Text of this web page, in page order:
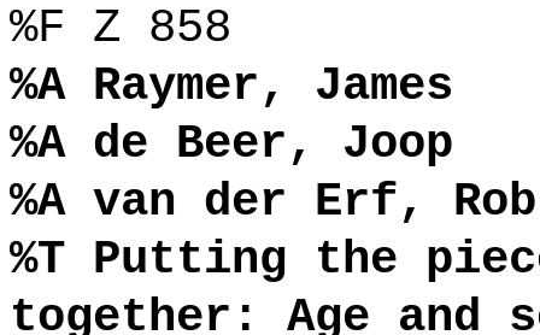
%F Z 858
%A Raymer, James
%A de Beer, Joop
%A van der Erf, Rob
%T Putting the
together: Age and